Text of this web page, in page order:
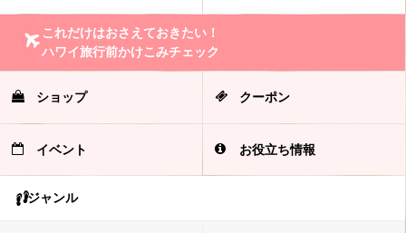
これだけはおさえておきたい！
ハワイ旅行前かけこみチェック
ショップ クーポン
イベント お役立ち情報
ジャンル